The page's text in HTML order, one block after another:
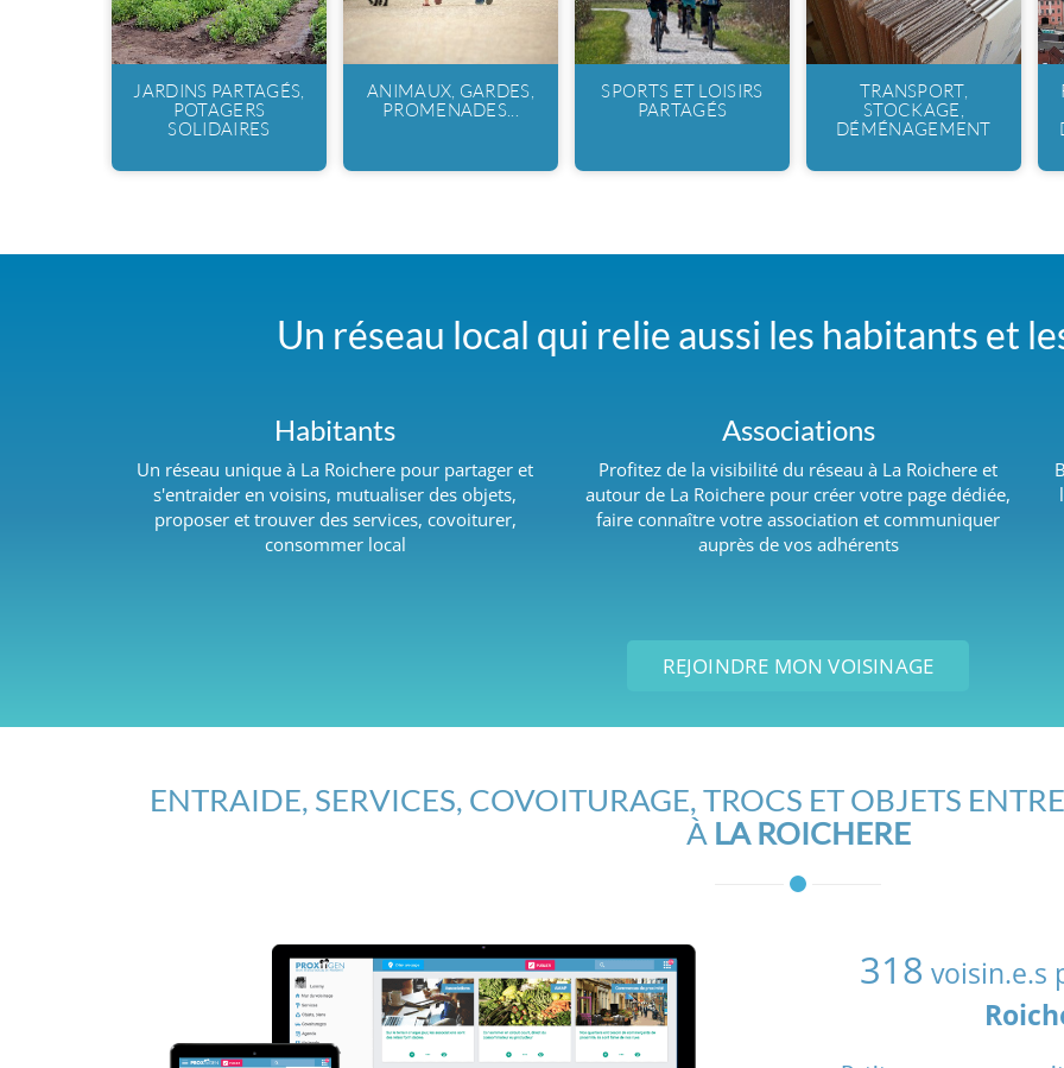
JARDINS PARTAGÉS,
POTAGERS
SOLIDAIRES
ANIMAUX, GARDES,
PROMENADES...
SPORTS ET LOISIRS
PARTAGÉS
TRANSPORT,
STOCKAGE,
DÉMÉNAGEMENT
Un réseau local qui relie aussi les habitants et
Habitants
Un réseau unique à La Roichere pour partager et
s'entraider en voisins, mutualiser des objets,
proposer et trouver des services, covoiturer,
consommer local
Associations
Profitez de la visibilité du réseau à La Roichere et
autour de La Roichere pour créer votre page dédiée,
faire connaître votre association et communiquer
auprès de vos adhérents
REJOINDRE MON VOISINAGE
ENTRAIDE, SERVICES, COVOITURAGE, TROCS ET OBJETS
À LA ROICHERE
318 voisin.e.s